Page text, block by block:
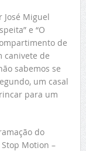
Miguel
e “O
de
canivete de
sabemos se
um casal
para um
do
Motion –